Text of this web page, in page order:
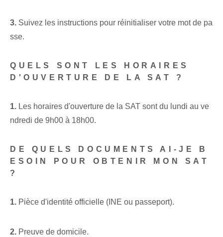
3. Suivez les instructions pour réinitialiser votre mot de pa
sse.
QUELS SONT LES HORAIRES
D'OUVERTURE DE LA SAT ?
1. Les horaires d'ouverture de la SAT sont du lundi au ve
ndredi de 9h00 à 18h00.
DE QUELS DOCUMENTS AI-JE B
ESOIN POUR OBTENIR MON SAT
?
1. Pièce d'identité officielle (INE ou passeport).
2. Preuve⁢ de domicile.